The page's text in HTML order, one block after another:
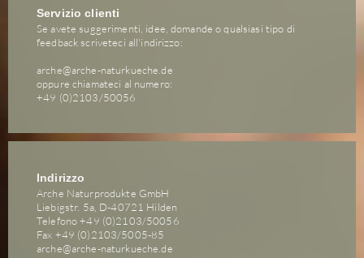
Servizio clienti
Se avete suggerimenti, idee, domande o qualsiasi tipo di
feedback scriveteci all'indirizzo:
arche@arche-naturkueche.de
oppure chiamateci al numero:
+49 (0)2103/50056
Indirizzo
Arche Naturprodukte GmbH
Liebigstr. 5a, D-40721 Hilden
Telefono +49 (0)2103/50056
Fax +49 (0)2103/5005-85
arche@arche-naturkueche.de